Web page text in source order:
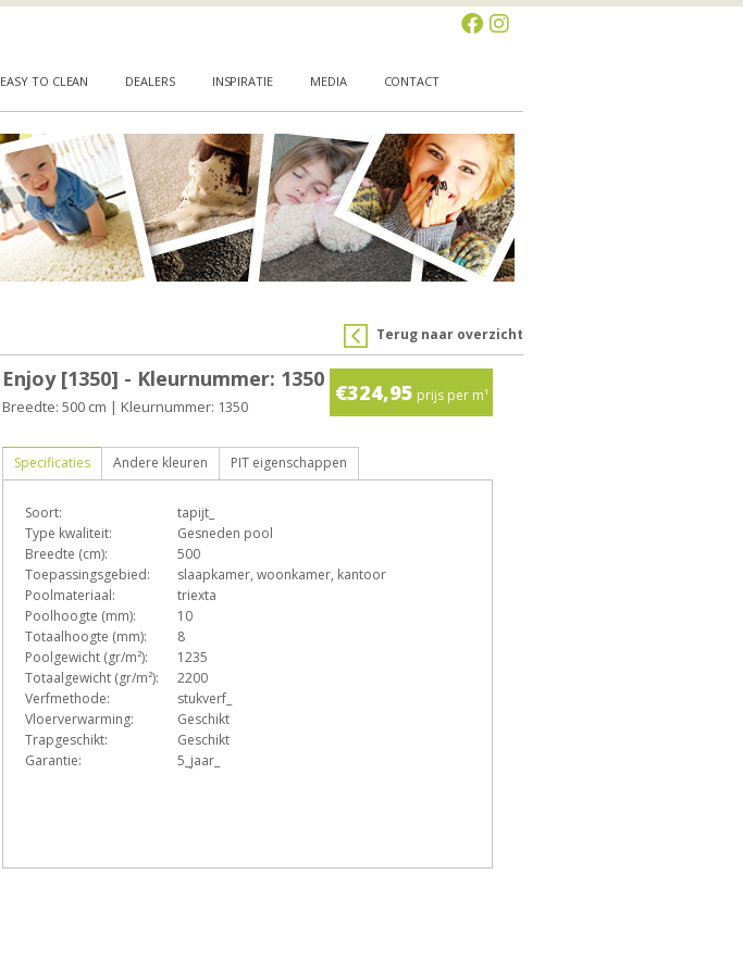
EASY TO CLEAN DEALERS INSPIRATIE MEDIA CONTACT
Terug naar overzicht
€324,95 prijs per m¹
Enjoy [1350] - Kleurnummer: 1350
Breedte: 500 cm | Kleurnummer: 1350
Specificaties
Soort:
tapijt_
Type kwaliteit:
Gesneden pool
Breedte (cm):
500
Toepassingsgebied:
slaapkamer, woonkamer, kantoor
Poolmateriaal:
triexta
Poolhoogte (mm):
10
Totaalhoogte (mm):
8
Poolgewicht (gr/m²):
1235
Totaalgewicht (gr/m²):
2200
Verfmethode:
stukverf_
Vloerverwarming:
Geschikt
Trapgeschikt:
Geschikt
Garantie:
5_jaar_
Andere kleuren PIT eigenschappen
D Ee h n
Z